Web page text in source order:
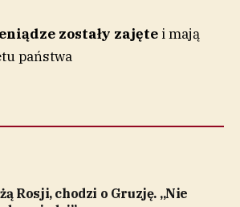
zostały zajęte i mają
państwa
Rosji, chodzi o Gruzję. „Nie